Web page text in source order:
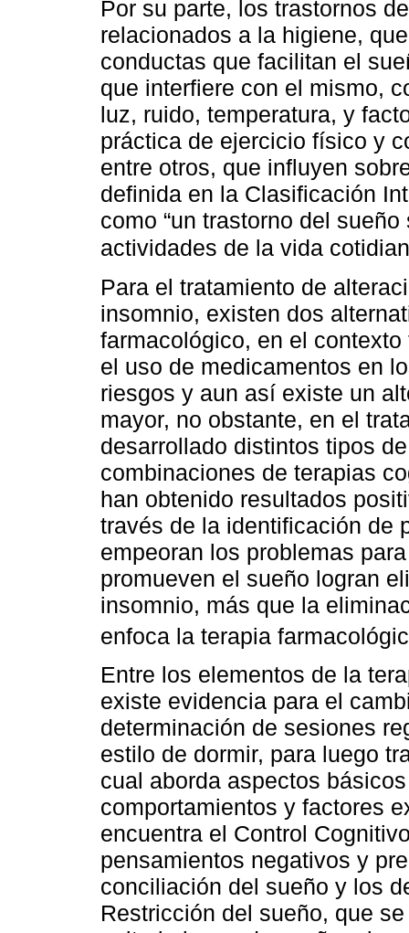
Por su parte, los trastornos
relacionados a la higiene,
conductas que facilitan el
que interfiere con el mismo,
luz, ruido, temperatura, y
práctica de ejercicio físico y
entre otros, que influyen
definida en la Clasificación
como “un trastorno del
actividades de la vida
Para el tratamiento de
insomnio, existen dos
farmacológico, en el
el uso de medicamentos en
riesgos y aun así existe un
mayor, no obstante, en el
desarrollado distintos tipos
combinaciones de terapias
han obtenido resultados
través de la identificación de
empeoran los problemas
promueven el sueño logran
insomnio, más que la
enfoca la terapia
Entre los elementos de la
existe evidencia para el
determinación de sesiones
estilo de dormir, para luego
cual aborda aspectos
comportamientos y factores
encuentra el Control
pensamientos negativos y
conciliación del sueño y los
Restricción del sueño, que